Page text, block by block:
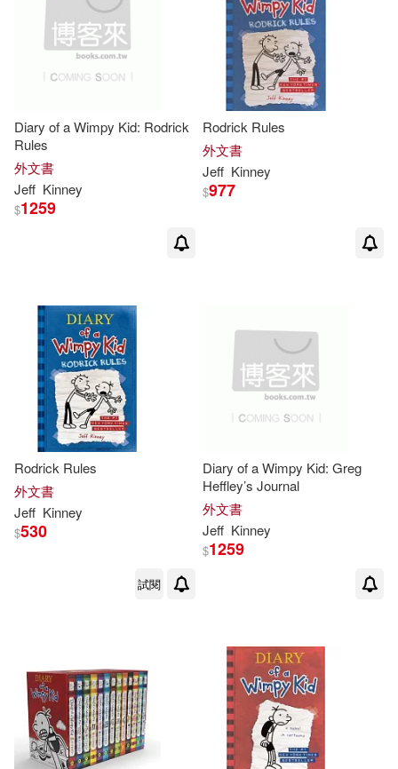
Sue(2)
Amulet Books (COR)/ Crescenti(1)
Chip/ Spear(1)
Christopher (NRT)(1)
Christopher Gebauer (NRT)(1)
Geoff (PHT)/ Kinney(1)
Gunderson(1) Igloobooks(1)
Jean (CON)/ Johnson(1)
Jeff (ART)(1) Jeff (CON)(1)
Jeff/ Gallagher(1)
Jeff/ Gebauer(1)
Createspace Independent Pub(1)
Penguin Group (USA) Inc.(1)
Weigl Pub Inc(1)
本週上市新品(1)
適合平板閱讀(21)
現在可購買商品(130)
作者/演唱/譯/編/繪(181)
價格
範圍
Diary of a Wimpy Kid: Rodrick
Rules
外文書
Jeff Kinney
$1259
Rodrick Rules
外文書
Jeff Kinney
$977
Rodrick Rules
外文書
Jeff Kinney
$530
試閱
Diary of a Wimpy Kid: Greg
Heffley’s Journal
外文書
Jeff Kinney
$1259